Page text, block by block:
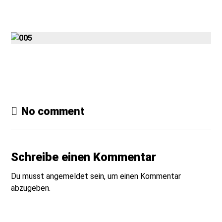
No comment
Schreibe einen Kommentar
Du musstangemeldet sein, um einen Kommentar
abzugeben.